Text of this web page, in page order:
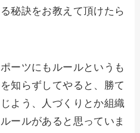
秘訣をお教えて頂けたら
ーツにもルールというも
知らずしてやると、勝て
よう、人づくりとか組織
ールがあると思っていま